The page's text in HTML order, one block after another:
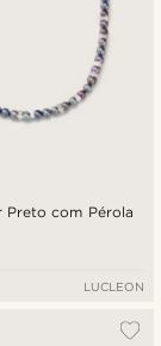
Preto com Pérola
LUCLEON